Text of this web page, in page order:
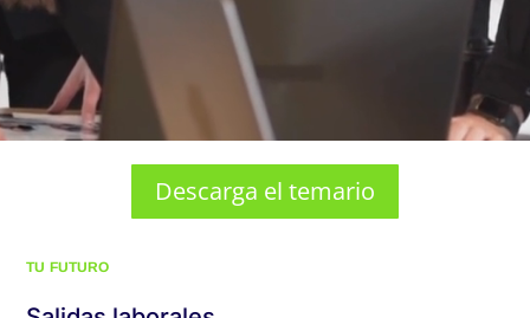
Descarga el temario
TU FUTURO